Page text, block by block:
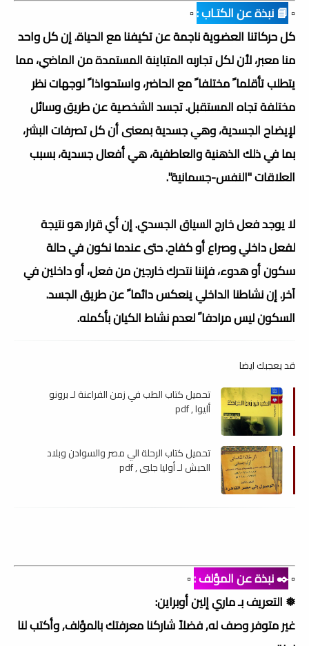
▫️📘 نبذة عن الكتـاب :▫️
كل حركاتنا العضوية ناجمة عن تكيفنا مع الحياة. إن كل واحد
منا معبر، لأن لكل تجاربه المتباينة المستمدة من الماضي، مما
يتطلب تأقلما ً مختلفا ً مع الحاضر، واستحواذا ً لوجهات نظر
مختلفة تجاه المستقبل. تجسد الشخصية عن طريق وسائل
لإيضاح الجسدية، وهي جسدية بمعنى أن كل تصرفات البشر،
بما في ذلك الذهنية والعاطفية، هي أفعال جسدية، بسبب
العلاقات "النفس-جسمانية".
لا يوجد فعل خارج السياق الجسدي. إن أي قرار هو نتيجة
لفعل داخلي وصراع أو كفاح. حتى عندما نكون في حالة
سكون أو هدوء، فإننا نتحرك خارجين من فعل، أو داخلين في
آخر. إن نشاطنا الداخلي ينعكس دائما ً عن طريق الجسد.
السكون ليس مرادفا ً لعدم نشاط الكيان بأكمله.
قد يعجبك ايضا
تحميل كتاب الطب في زمن الفراعنة لـ برونو
أليوا , pdf
تحميل كتاب الرحلة الي مصر والسوادن وبلاد
الحبش لـ أوليا جلبي , pdf
▫️✒️ نبذة عن المؤلف :▫️
❅ التعريف بـ ماري إلين أوبراين:
غير متوفر وصف له, فضلاً شاركنا معرفتك بالمؤلف, وأكتب لنا